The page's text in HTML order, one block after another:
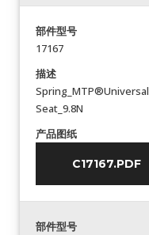
部件型号
17167
描述
Spring_MTP®Universal
Seat_9.8N
产品图纸
C17167.PDF
部件型号